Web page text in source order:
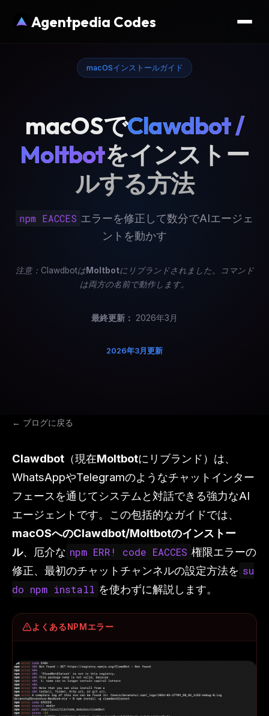
Agentpedia Codes
macOSインストールガイド
macOSでClawdbot /
Moltbotをインストー
ルする方法
npm EACCES エラーを修正して数分でAIエージェ
ントを動かす
注意：ClawdbotはMoltbotにリブランドされました。コマンド
は両方の名前で動作します。
最終更新： 2026年3月
2026年3月更新
← ブログに戻る
Clawdbot （現在Moltbotにリブランド）は、
WhatsAppやTelegramのようなチャットインター
フェースを通じてシステムと対話できる強力なAI
エージェントです。この包括的なガイドでは、
macOSへのClawdbot/Moltbotのインストー
ル、厄介な npm ERR! code EACCES 権限エラーの
修正、最初のチャットチャンネルの設定方法を su
do npm install を使わずに解説します。
よくあるNPMエラー